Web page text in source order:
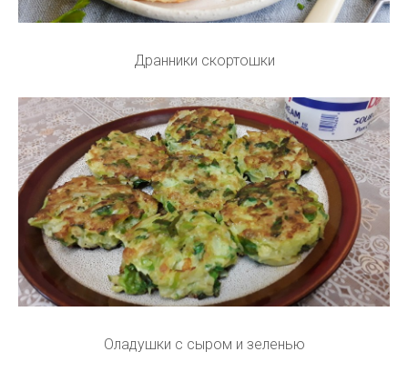
Дранники скортошки
Оладушки с сыром и зеленью